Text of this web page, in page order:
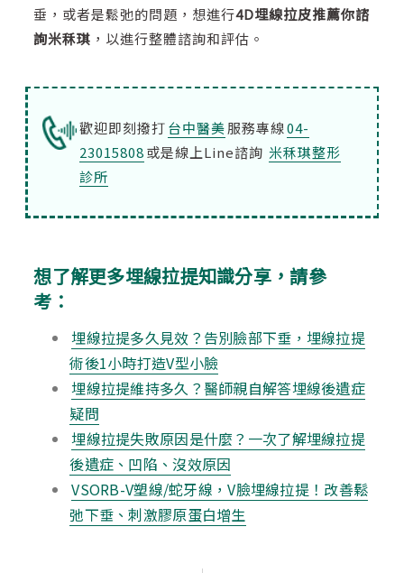
垂，或者是鬆弛的問題，想進行4D埋線拉皮推薦你諮
詢米秝琪 ，以進行整體諮詢和評估。
歡迎即刻撥打台中醫美服務專線 04-
23015808或是線上Line諮詢 米秝琪整形
診所
想了解更多埋線拉提知識分享，請參
考：
埋線拉提多久見效？告別臉部下垂，埋線拉提
術後1小時打造V型小臉
埋線拉提維持多久？醫師親自解答埋線後遺症
疑問
埋線拉提失敗原因是什麼？一次了解埋線拉提
後遺症、凹陷、沒效原因
VSORB-V塑線/蛇牙線，V臉埋線拉提！改善鬆
弛下垂、刺激膠原蛋白增生